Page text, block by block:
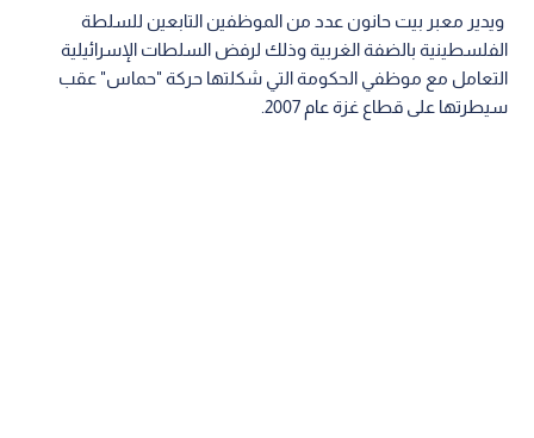
ويدير معبر بيت حانون عدد من الموظفين التابعين للسلطة
الفلسطينية بالضفة الغربية وذلك لرفض السلطات الإسرائيلية
التعامل مع موظفي الحكومة التي شكلتها حركة "حماس" عقب
سيطرتها على قطاع غزة عام 2007.